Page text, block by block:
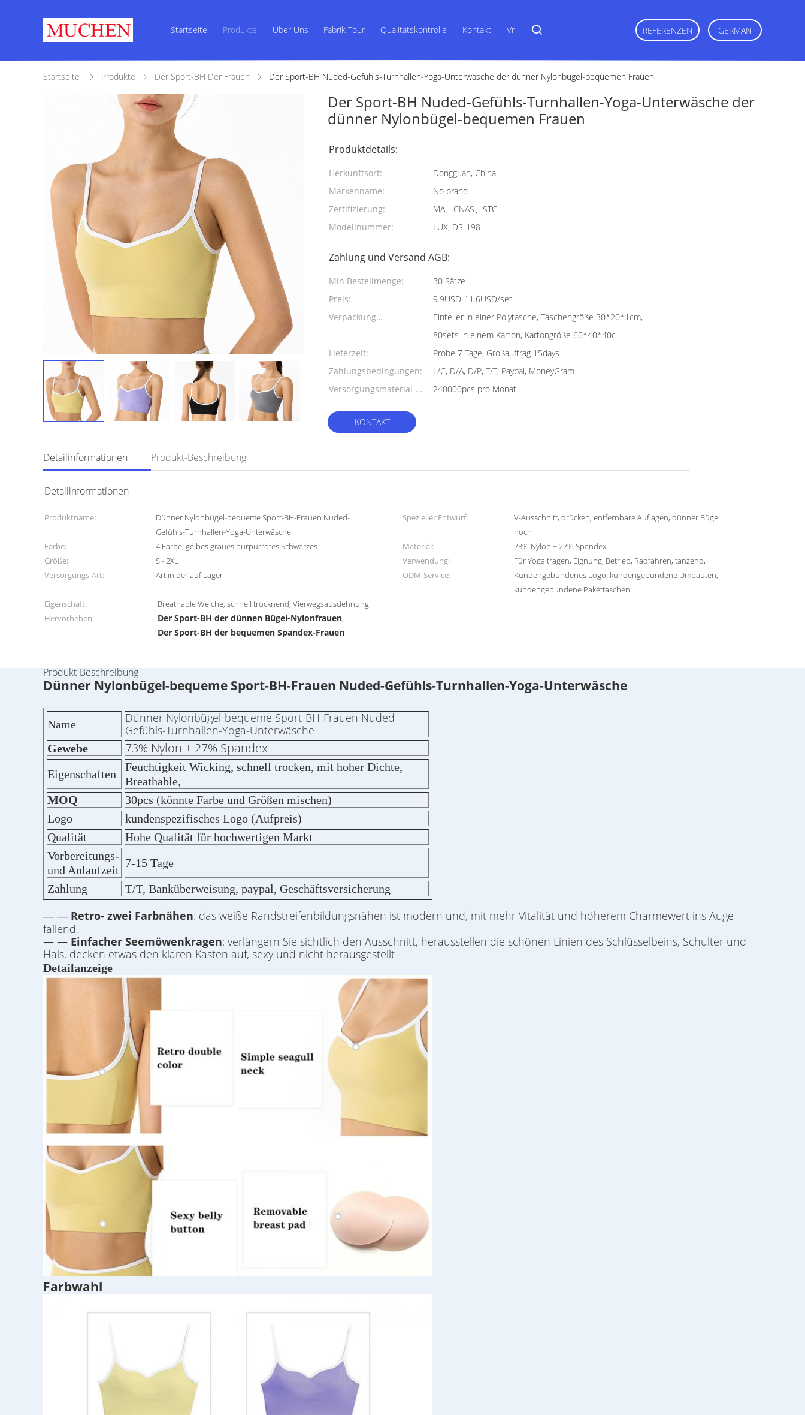
Startseite Produkte Über Uns Fabrik Tour Qualitätskontrolle Kontakt Vr REFERENZEN GERMAN
Startseite Produkte Der Sport-BH Der Frauen Der Sport-BH Nuded-Gefühls-Turnhallen-Yoga-Unterwäsche der dünner Nylonbügel-bequemen Frauen
Der Sport-BH Nuded-Gefühls-Turnhallen-Yoga-Unterwäsche der
dünner Nylonbügel-bequemen Frauen
Produktdetails:
Herkunftsort:
Dongguan, China
Markenname:
No brand
Zertifizierung:
MA、CNAS、STC
Modellnummer:
LUX, DS-198
Zahlung und Versand AGB:
Min Bestellmenge:
30 Sätze
Preis:
9.9USD-11.6USD/set
Verpackung
Einteiler in einer Polytasche, Taschengröße 30*20*1cm,
80sets in einem Karton, Kartongröße 60*40*40c
Lieferzeit:
Probe 7 Tage, Großauftrag 15days
Zahlungsbedingungen:
L/C, D/A, D/P, T/T, Paypal, MoneyGram
Versorgungsmaterial-
240000pcs pro Monat
KONTAKT
Detailinformationen Produkt-Beschreibung
Detailinformationen
Produktname:
Dünner Nylonbügel-bequeme Sport-BH-Frauen Nuded-
Gefühls-Turnhallen-Yoga-Unterwäsche
Spezieller Entwurf:
V-Ausschnitt, drücken, entfernbare Auflagen, dünner Bügel
hoch
Farbe:
4 Farbe, gelbes graues purpurrotes Schwarzes Material:
73% Nylon + 27% Spandex
Größe:
S - 2XL Verwendung:
Für Yoga tragen, Eignung, Betrieb, Radfahren, tanzend,
Versorgungs-Art:
Art in der auf Lager ODM-Service:
Kundengebundenes Logo, kundengebundene Umbauten,
kundengebundene Pakettaschen
Eigenschaft:
Breathable Weiche, schnell trocknend, Vierwegsausdehnung
Hervorheben:
Der Sport-BH der dünnen Bügel-Nylonfrauen,
Der Sport-BH der bequemen Spandex-Frauen
Produkt-Beschreibung
Dünner Nylonbügel-bequeme Sport-BH-Frauen Nuded-Gefühls-Turnhallen-Yoga-Unterwäsche
Name
Dünner Nylonbügel-bequeme Sport-BH-Frauen Nuded-
Gefühls-Turnhallen-Yoga-Unterwäsche
Gewebe 73% Nylon + 27% Spandex
Eigenschaften
Feuchtigkeit Wicking, schnell trocken, mit hoher Dichte,
Breathable,
MOQ
30pcs (könnte Farbe und Größen mischen)
Logo
kundenspezifisches Logo (Aufpreis)
Qualität
Hohe Qualität für hochwertigen Markt
Vorbereitungs-
und Anlaufzeit
7-15 Tage
Zahlung
T/T, Banküberweisung, paypal, Geschäftsversicherung
— —Retro- zwei Farbnähen: das weiße Randstreifenbildungsnähen ist modern und, mit mehr Vitalität und höherem Charmewert ins Auge
fallend,
— — Einfacher Seemöwenkragen: verlängern Sie sichtlich den Ausschnitt, herausstellen die schönen Linien des Schlüsselbeins, Schulter und
Hals, decken etwas den klaren Kasten auf, sexy und nicht herausgestellt
Detailanzeige
Farbwahl